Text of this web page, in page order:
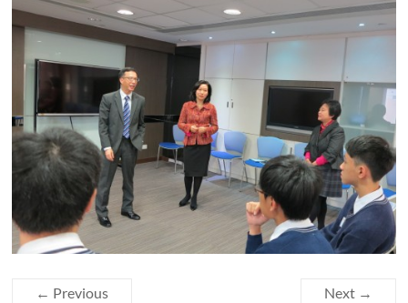
← Previous Next →